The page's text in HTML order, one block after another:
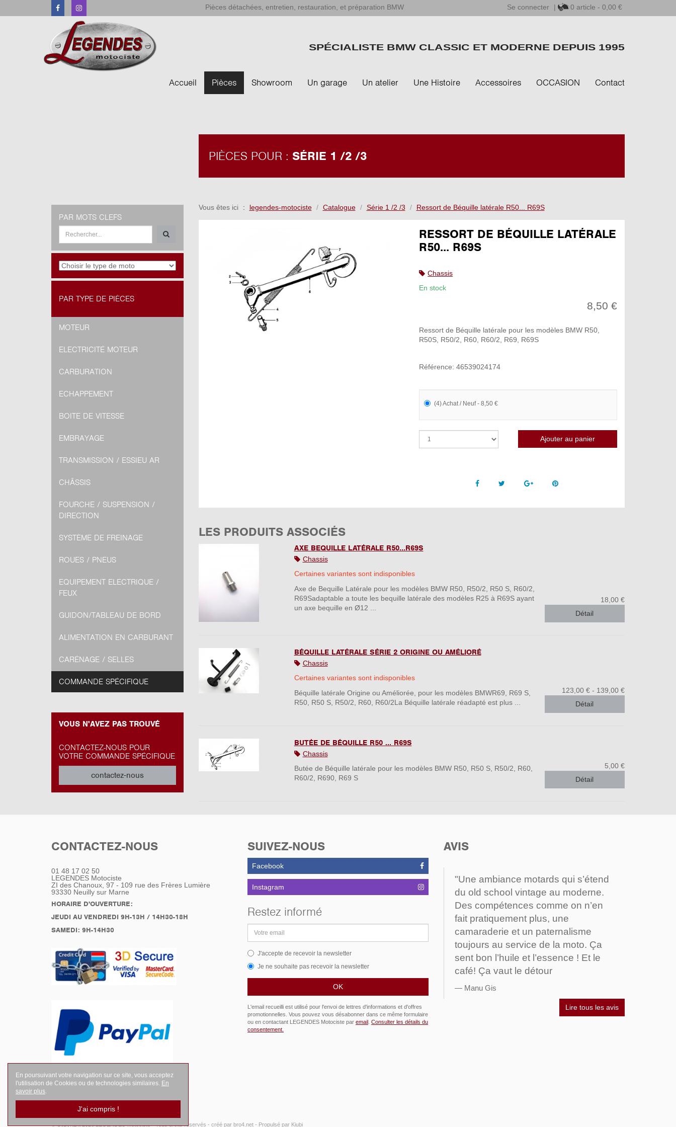
FacebookInstagram Pièces détachées, entretien, restauration, et préparation BMW Se connecter | 0 article - 0,00 €
SPÉCIALISTE BMW CLASSIC ET MODERNE DEPUIS 1995
Accueil Pièces Showroom Un garage Un atelier Une Histoire Accessoires OCCASION Contact
PIÈCES POUR : SÉRIE 1 /2 /3
Vous êtes ici legendes-motociste Catalogue Série 1 /2 /3 Ressort de Béquille latérale R50... R69S
RESSORT DE BÉQUILLE LATÉRALE
R50... R69S
Chassis
En stock
8,50 €
Ressort de Béquille latérale pour les modèles BMW R50,
R50S, R50/2, R60, R60/2, R69, R69S
Référence: 46539024174
(4) Achat / Neuf - 8,50 €
Facebook Twitter Google +Pinterest
LES PRODUITS ASSOCIÉS
AXE BEQUILLE LATÉRALE R50...R69S
Chassis
Certaines variantes sont indisponibles
Axe de Bequille Latérale pour les modèles BMW R50, R50/2, R50 S, R60/2,
R69Sadaptable a toute les bequille latérale des modèles R25 à R69S ayant
un axe bequille en Ø12 ...
18,00 €
Détail
BÉQUILLE LATÉRALE SÉRIE 2 ORIGINE OU AMÉLIORÉ
Chassis
Certaines variantes sont indisponibles
Béquille latérale Origine ou Améliorée, pour les modèles BMWR69, R69 S,
R50, R50 S, R50/2, R60, R60/2La Béquille latérale réadapté est plus ...
123,00 € - 139,00 €
Détail
BUTÉE DE BÉQUILLE R50 ... R69S
Chassis
Butée de Béquille latérale pour les modèles BMW R50, R50 S, R50/2, R60,
R60/2, R690, R69 S
5,00 €
Détail
PAR MOTS CLEFS
PAR TYPE DE PIÈCES
MOTEUR
ELECTRICITÉ MOTEUR
CARBURATION
ECHAPPEMENT
BOITE DE VITESSE
EMBRAYAGE
TRANSMISSION / ESSIEU AR
CHÂSSIS
FOURCHE / SUSPENSION /
DIRECTION
SYSTÈME DE FREINAGE
ROUES / PNEUS
EQUIPEMENT ELECTRIQUE /
FEUX
GUIDON/TABLEAU DE BORD
ALIMENTATION EN CARBURANT
CARÉNAGE / SELLES
COMMANDE SPÉCIFIQUE
VOUS N'AVEZ PAS TROUVÉ
CONTACTEZ-NOUS POUR
VOTRE COMMANDE SPÉCIFIQUE
contactez-nous
CONTACTEZ-NOUS
01 48 17 02 50
LEGENDES Motociste
ZI des Chanoux, 97 - 109 rue des Frères Lumière
93330 Neuilly sur Marne
HORAIRE D'OUVERTURE:
JEUDI AU VENDREDI 9H-13H / 14H30-18H
SAMEDI: 9H-14H30
SUIVEZ-NOUS
Facebook
Instagram
Restez informé
email
J'accepte de recevoir la newsletter
Je ne souhaite pas recevoir la newsletter
L'email recueilli est utilisé pour l'envoi de lettres d'informations et d'offres
promotionnelles. Vous pouvez vous désabonner dans ce même formulaire
ou en contactant LEGENDES Motociste par email Consulter les détails du
consentement.
AVIS
"Une ambiance motards qui s’étend
du old school vintage au moderne.
Des compétences comme on n’en
fait pratiquement plus, une
camaraderie et un paternalisme
toujours au service de la moto. Ça
sent bon l’huile et l’essence ! Et le
café! Ça vaut le détour
Manu Gis
Lire tous les avis
© Copyright 2026LEGENDES Motociste- Tous droits réservés - créé par bro4.net - Propulsé par Kiubi
En poursuivant votre navigation sur ce site, vous acceptez
l'utilisation de Cookies ou de technologies similaires. En
savoir plus
J'ai compris !